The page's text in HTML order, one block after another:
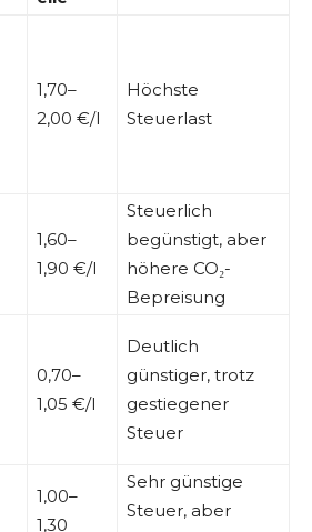
1,70–
2,00 €/l
Höchste
Steuerlast
1,60–
1,90 €/l
Steuerlich
begünstigt, aber
höhere CO₂-
Bepreisung
0,70–
1,05 €/l
Deutlich
günstiger, trotz
gestiegener
Steuer
1,00–
1,30
Sehr günstige
Steuer, aber